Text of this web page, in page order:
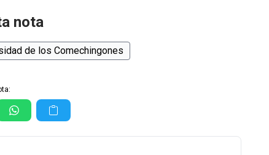
nota
de los Comechingones